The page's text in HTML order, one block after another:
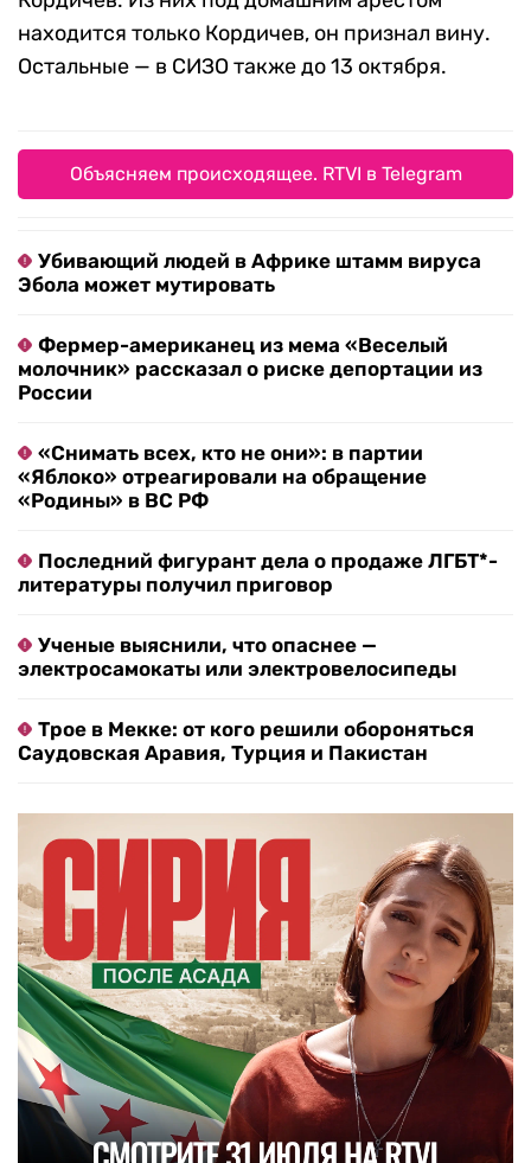
находится только Кордичев, он признал вину.
Остальные — в СИЗО также до 13 октября.
Объясняем происходящее. RTVI в Telegram
Убивающий людей в Африке штамм вируса
Эбола может мутировать
Фермер-американец из мема «Веселый
молочник» рассказал о риске депортации из
России
«Снимать всех, кто не они»: в партии
«Яблоко» отреагировали на обращение
«Родины» в ВС РФ
Последний фигурант дела о продаже ЛГБТ*-
литературы получил приговор
Ученые выяснили, что опаснее —
электросамокаты или электровелосипеды
Трое в Мекке: от кого решили обороняться
Саудовская Аравия, Турция и Пакистан